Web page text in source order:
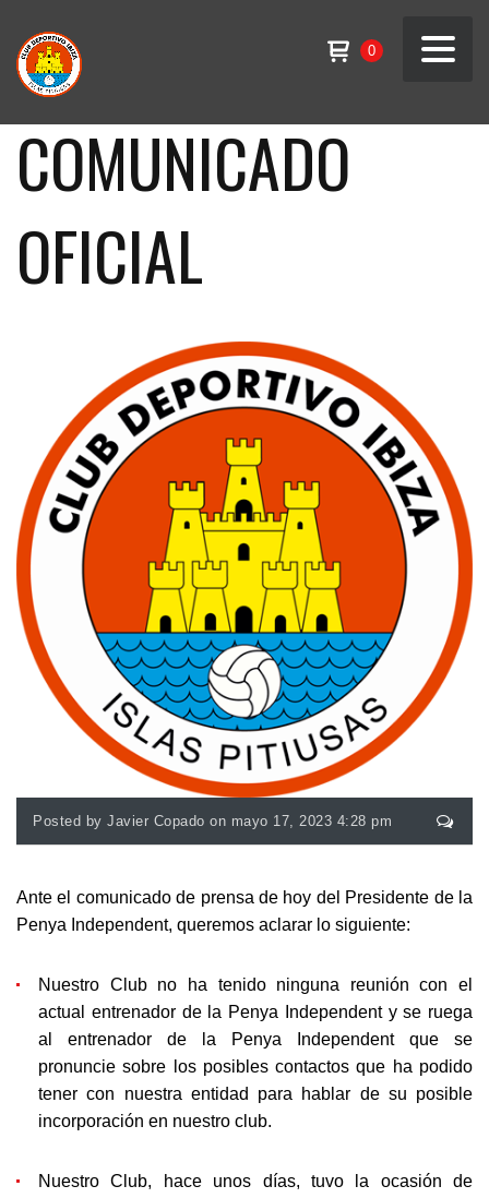
0
COMUNICADO
OFICIAL
Posted by Javier Copado on mayo 17, 2023 4:28 pm
Ante el comunicado de prensa de hoy del Presidente de la
Penya Independent, queremos aclarar lo siguiente:
Nuestro Club no ha tenido ninguna reunión con el
actual entrenador de la Penya Independent y se ruega
al entrenador de la Penya
Independentque se
pronuncie sobre los posibles contactos que ha podido
tener con nuestra entidad para hablar de su posible
incorporación en nuestro club.
Nuestro Club, hace unos días, tuvo la ocasión de